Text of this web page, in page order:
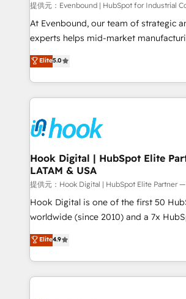
Your team learns while we build. We
broke. Built for mid-market
solutions that work with your actual
HubSpot partners 🔄 Top 5% globally
retention 📅 8+ years of consistent
move beyond spreadsheets into
that drive real business results.
提供元：Evenbound | HubSpot for Industrial
At Evenbound, our team of strategic
experts helps mid-market
achieve real growth. We specialize in
tailored solutions that drive results by
HubSpot’s platform and data to fuel
Technical Solutions: - HubSpot Technical Consulting -
Onboarding - Data Migration & Integrations -
Technical Audit & Optimization Strategic Solutions: -
Revenue Operations - Inbound
Outbound Marketing - HubSpot CMS
Design & Development We empower our clients to
reach their full potential by providing
relationship-driven support. With over 300 HubSpot
technical know-how and strategic
need to succeed.
Elite5.0
Hook Digital | HubSpot Elite
LATAM & USA
提供元：Hook Digital | HubSpot Elite Partner —
Hook Digital is one of the first 50
worldwide (since 2010) and a 7x
Elite Partner. With 500+ projects across
Brazil, and LATAM, we combine global
regional experience. Today, we are
HubSpot Elite Partner—trusted by
Elite4.9